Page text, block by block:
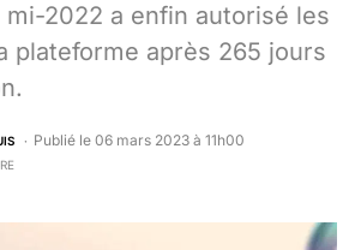
2022 a enfin autorisé les
plateforme après 265 jours
Publié le 06 mars 2023 à 11h00